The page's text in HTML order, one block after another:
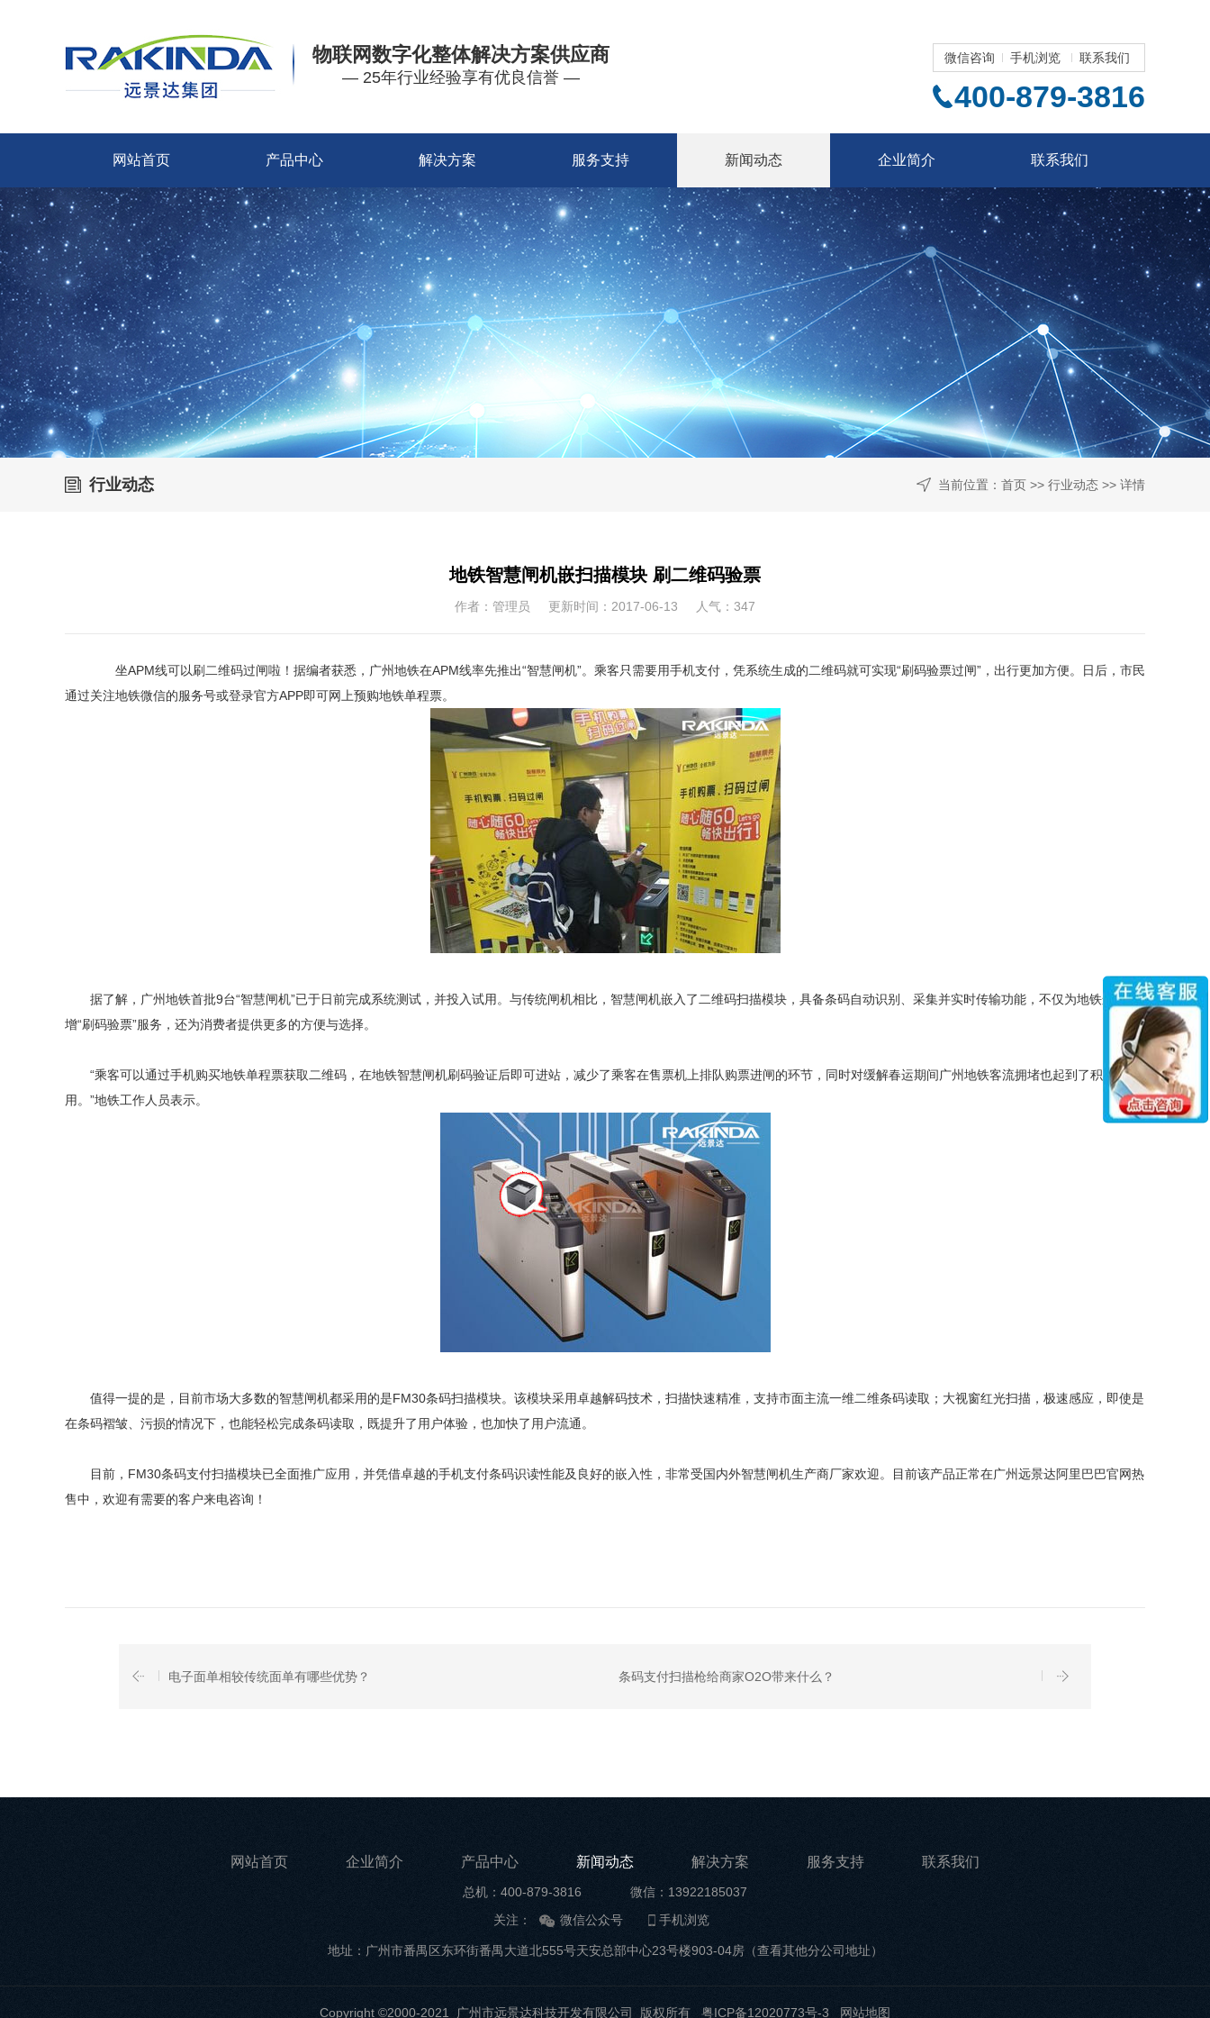
物联网数字化整体解决方案供应商
— 25年行业经验享有优良信誉 —
微信咨询 手机浏览 联系我们
400-879-3816
网站首页 产品中心 解决方案 服务支持 新闻动态 企业简介 联系我们
行业动态 当前位置： 首页 >> 行业动态 >> 详情
地铁智慧闸机嵌扫描模块 刷二维码验票
作者：管理员 更新时间：2017-06-13 人气： 347
坐APM线可以刷二维码过闸啦！据编者获悉，广州地铁在APM线率先推出“智慧闸机”。乘客只需要用手机支付，凭系统生成的二维码就可实现“刷码验票过闸”，出行更加方便。日后，市民
通过关注地铁微信的服务号或登录官方APP即可网上预购地铁单程票。
据了解，广州地铁首批9台“智慧闸机”已于日前完成系统测试，并投入试用。与传统闸机相比，智慧闸机嵌入了二维码扫描模块，具备条码自动识别、采集并实时传输功能，不仅为地铁运营新
增“刷码验票”服务，还为消费者提供更多的方便与选择。
“乘客可以通过手机购买地铁单程票获取二维码，在地铁智慧闸机刷码验证后即可进站，减少了乘客在售票机上排队购票进闸的环节，同时对缓解春运期间广州地铁客流拥堵也起到了积极作
用。”地铁工作人员表示。
值得一提的是，目前市场大多数的智慧闸机都采用的是FM30条码扫描模块。该模块采用卓越解码技术，扫描快速精准，支持市面主流一维二维条码读取；大视窗红光扫描，极速感应，即使是
在条码褶皱、污损的情况下，也能轻松完成条码读取，既提升了用户体验，也加快了用户流通。
目前，FM30条码支付扫描模块已全面推广应用，并凭借卓越的手机支付条码识读性能及良好的嵌入性，非常受国内外智慧闸机生产商厂家欢迎。目前该产品正常在广州远景达阿里巴巴官网热
售中，欢迎有需要的客户来电咨询！
电子面单相较传统面单有哪些优势？ 条码支付扫描枪给商家O2O带来什么？
网站首页 企业简介 产品中心 新闻动态 解决方案 服务支持 联系我们
总机：400-879-3816
微信：13922185037
关注：
微信公众号 手机浏览
地址：广州市番禺区东环街番禺大道北555号天安总部中心23号楼903-04房（查看其他分公司地址）
Copyright ©2000-2021 广州市远景达科技开发有限公司 版权所有 粤ICP备12020773号-3 网站地图